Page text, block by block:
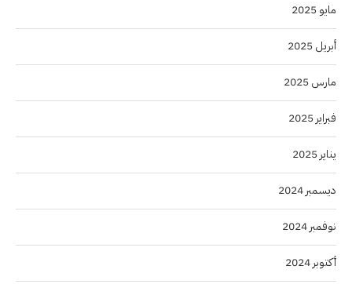
مايو 2025
أبريل 2025
مارس 2025
فبراير 2025
يناير 2025
ديسمبر 2024
نوفمبر 2024
أكتوبر 2024